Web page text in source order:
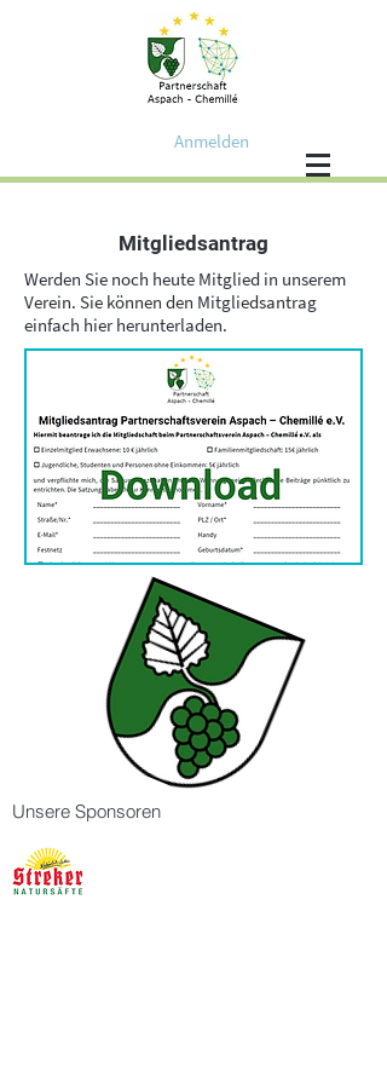
Anmelden
Mitgliedsantrag
Werden Sie noch heute Mitglied in unserem
Verein. Sie können den Mitgliedsantrag
einfach hier herunterladen.
Unsere Sponsoren